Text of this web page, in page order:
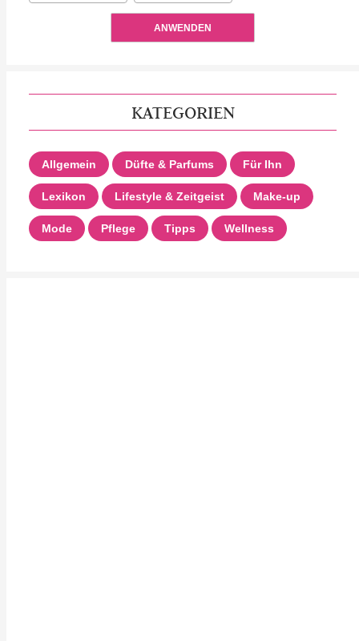
ANWENDEN
KATEGORIEN
Allgemein Düfte & Parfums Für Ihn
Lexikon Lifestyle & Zeitgeist Make-up
Mode Pflege Tipps Wellness